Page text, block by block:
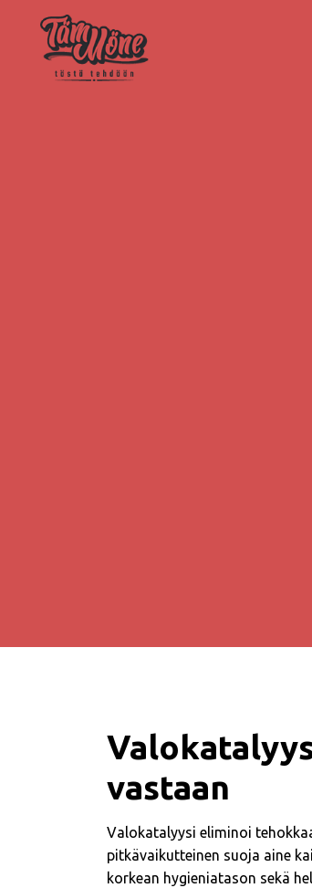
vastaan
Valokatalyysi eliminoi
pitkävaikutteinen suoja aine
korkean hygieniatason sekä